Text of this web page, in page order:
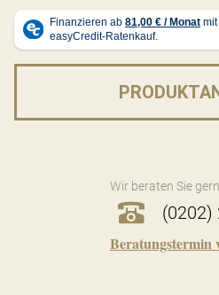
Wir beraten Sie
(0202)
Beratungstermin